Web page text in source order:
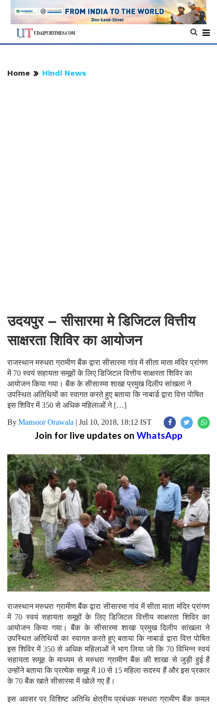
Home Hindi News
उदयपुर – सीसारमा मे डिजिटल वित्तीय
साक्षरता शिविर का आयोजन
राजस्थान मरुधरा ग्रामीण बैंक द्वारा सीसारमा गांव में सीता माता मंदिर प्रांगण
में 70 स्वयं सहायता समूहों के लिए डिजिटल वित्तीय साक्षरता शिविर का
आयोजन किया गया। बैंक के सीसारमा शाखा प्रमुख दिलीप सांखला ने
उपस्थित अतिथियों का स्वागत करते हुए बताया कि नाबार्ड द्वारा वित्त पोषित
इस शिविर में 350 से अधिक महिलाओं ने […]
By Mansoor Orawala | Jul 10, 2018, 18:12 IST
Join for live updates on WhatsApp
राजस्थान मरुधरा ग्रामीण बैंक द्वारा सीसारमा गांव में सीता माता मंदिर प्रांगण
में 70 स्वयं सहायता समूहों के लिए डिजिटल वित्तीय साक्षरता शिविर का
आयोजन किया गया। बैंक के सीसारमा शाखा प्रमुख दिलीप सांखला ने
उपस्थित अतिथियों का स्वागत करते हुए बताया कि नाबार्ड द्वारा वित्त पोषित
इस शिविर में 350 से अधिक महिलाओं ने भाग लिया जो कि 70 विभिन्न स्वयं
सहायता समूह के माध्यम से मरुधरा ग्रामीण बैंक की शाखा से जुड़ी हुई है
उन्होंने बताया कि प्रत्येक समूह में 10 से 15 महिला सदस्य हैं और इस प्रकार
के 70 बैंक खाते सीसारमा में खोले गए हैं।
इस अवसर पर विशिष्ट अतिथि क्षेत्रीय प्रबंधक मरुधरा ग्रामीण बैंक कमल